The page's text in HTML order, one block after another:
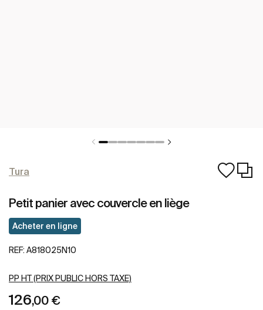
Tura
Petit panier avec couvercle en liège
Acheter en ligne
REF: A818025N10
PP HT (PRIX PUBLIC HORS TAXE)
126,00 €